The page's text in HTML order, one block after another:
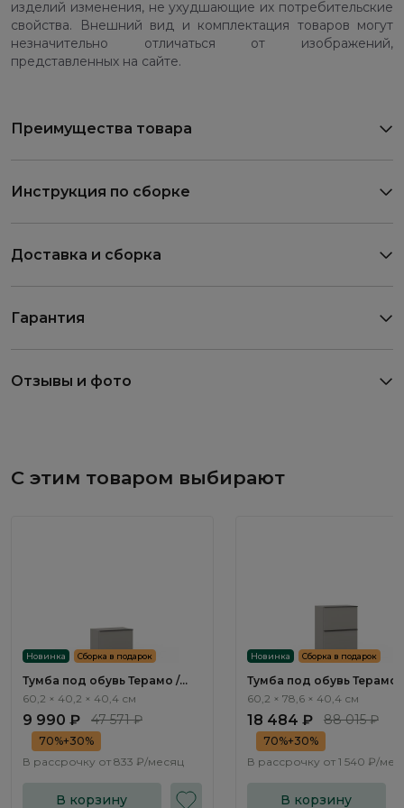
изделий изменения, не ухудшающие их потребительские
свойства. Внешний вид и комплектация товаров могут
незначительно отличаться от изображений,
представленных на сайте.
Преимущества товара
Инструкция по сборке
Доставка и сборка
Гарантия
Отзывы и фото
С этим товаром выбирают
Новинка Сборка в подарок
Тумба под обувь Терамо /
Teramo TA501.2
60,2 × 40,2 × 40,4 см
9 990 ₽ 47 571 ₽
70%+30%
В рассрочку от 833 ₽/месяц
В корзину
Новинка Сборка в подарок
Тумба под обувь Терамо /
Teramo TA505.2
60,2 × 78,6 × 40,4 см
18 484 ₽ 88 015 ₽
70%+30%
В рассрочку от 1 540 ₽/
В корзину